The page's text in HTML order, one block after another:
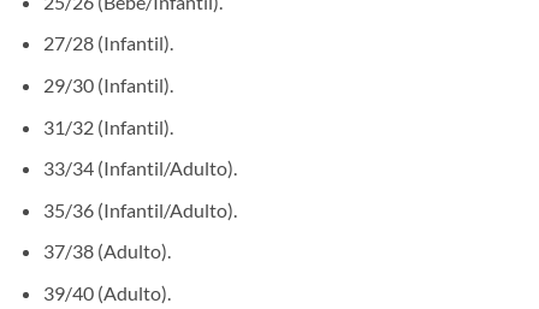
27/28 (Infantil).
29/30 (Infantil).
31/32 (Infantil).
33/34 (Infantil/Adulto).
35/36 (Infantil/Adulto).
37/38 (Adulto).
39/40 (Adulto).